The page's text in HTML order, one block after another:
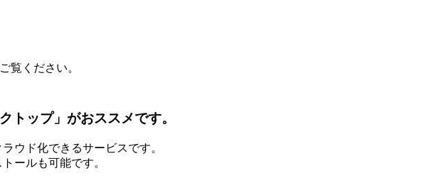
覧ください。
トップ」がおススメです。
ウド化できるサービスです。
ールも可能です。